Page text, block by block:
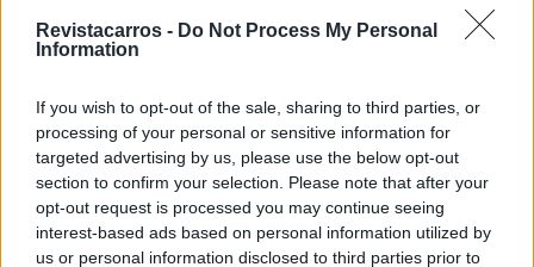
Revistacarros - Do Not Process My Personal
Information
If you wish to opt-out of the sale, sharing to third parties, or
processing of your personal or sensitive information for
targeted advertising by us, please use the below opt-out
section to confirm your selection. Please note that after your
opt-out request is processed you may continue seeing
interest-based ads based on personal information utilized by
us or personal information disclosed to third parties prior to
O Club Magarigawa está escondido numa floresta, mas
Fuji, para aqueles que forem suficientemente corajosos
para tirar os olhos da pista. Para além da pista, o circuito
oferece uma série de instalações, incluindo um pit lane
coberto, uma piscina e até um bar de karaoke!